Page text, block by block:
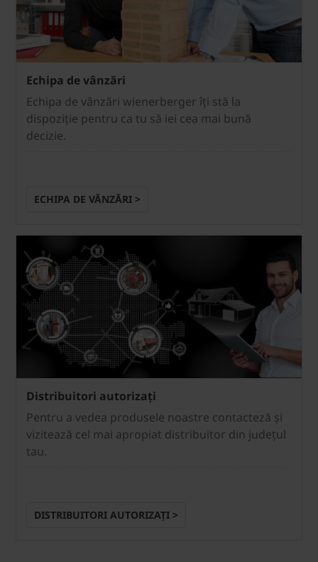
Echipa de vânzări
Echipa de vânzări wienerberger îți stă la
dispoziție pentru ca tu să iei cea mai bună
decizie.
ECHIPA DE VÂNZĂRI >
Distribuitori autorizați
Pentru a vedea produsele noastre contacteză și
vizitează cel mai apropiat distribuitor din județul
tau.
DISTRIBUITORI AUTORIZAȚI >